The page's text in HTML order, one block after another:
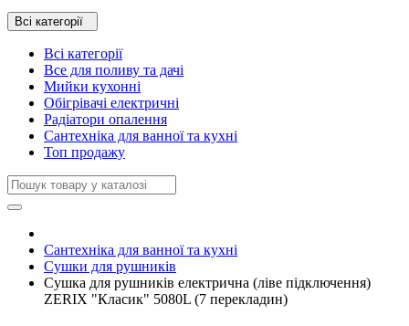
Всі категорії
Всі категорії
Все для поливу та дачі
Мийки кухонні
Обігрівачі електричні
Радіатори опалення
Сантехніка для ванної та кухні
Топ продажу
Сантехніка для ванної та кухні
Сушки для рушників
Сушка для рушників електрична (ліве підключення)
ZERIX "Класик" 5080L (7 перекладин)